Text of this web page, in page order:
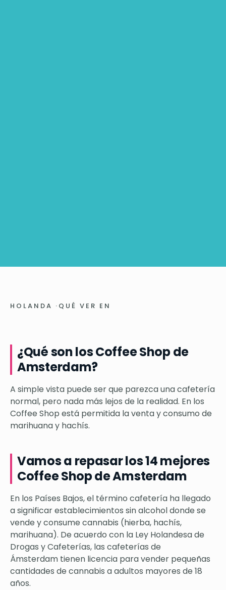
HOLANDA · QUÉ VER EN
¿Qué son los Coffee Shop de
Amsterdam?
A simple vista puede ser que parezca una cafetería
normal, pero nada más lejos de la realidad. En los
Coffee Shop está permitida la venta y consumo de
marihuana y hachís.
Vamos a repasar los 14 mejores
Coffee Shop de Amsterdam
En los Países Bajos, el término cafetería ha llegado
a significar establecimientos sin alcohol donde se
vende y consume cannabis (hierba, hachís,
marihuana). De acuerdo con la Ley Holandesa de
Drogas y Cafeterías, las cafeterías de
Ámsterdam tienen licencia para vender pequeñas
cantidades de cannabis a adultos mayores de 18
años.